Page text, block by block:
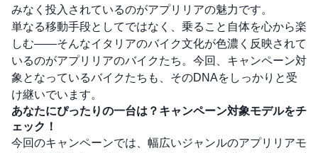
みなく投入されているのがアプリリアの魅力です。
単なる移動手段としてではなく、乗ること自体を心から楽
しむ――そんなイタリアのバイク文化が色濃く反映されて
いるのがアプリリアのバイクたち。今回、キャンペーン対
象となっているバイクたちも、そのDNAをしっかりと受
け継いでいます。
あなたにぴったりの一台は？キャンペーン対象モデルをチ
ェック！
今回のキャンペーンでは、幅広いジャンルのアプリリアモ